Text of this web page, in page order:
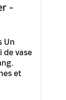
-
Un
vase
et